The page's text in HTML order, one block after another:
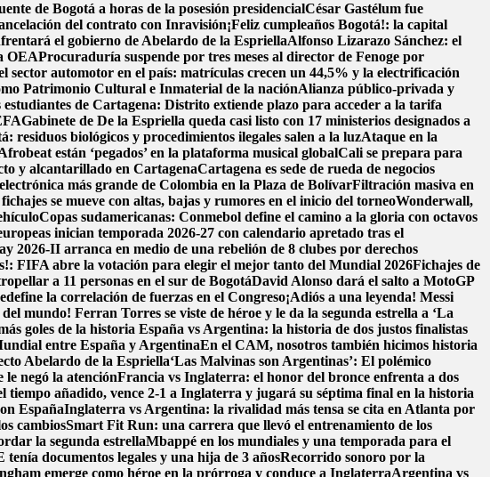
de Bogotá a horas de la posesión presidencialCésar Gastélum fue
del contrato con Inravisión¡Feliz cumpleaños Bogotá!: la capital
el gobierno de Abelardo de la EspriellaAlfonso Lizarazo Sánchez: el
OEAProcuraduría suspende por tres meses al director de Fenoge por
sector automotor en el país: matrículas crecen un 44,5% y la electrificación
Patrimonio Cultural e Inmaterial de la naciónAlianza público-privada y
de Cartagena: Distrito extiende plazo para acceder a la tarifa
Gabinete de De la Espriella queda casi listo con 17 ministerios designados a
residuos biológicos y procedimientos ilegales salen a la luzAtaque en la
están ‘pegados’ en la plataforma musical globalCali se prepara para
y alcantarillado en CartagenaCartagena es sede de rueda de negocios
más grande de Colombia en la Plaza de BolívarFiltración masiva en
se mueve con altas, bajas y rumores en el inicio del torneoWonderwall,
Copas sudamericanas: Conmebol define el camino a la gloria con octavos
inician temporada 2026-27 con calendario apretado tras el
2026-II arranca en medio de una rebelión de 8 clubes por derechos
FIFA abre la votación para elegir el mejor tanto del Mundial 2026Fichajes de
a 11 personas en el sur de BogotáDavid Alonso dará el salto a MotoGP
la correlación de fuerzas en el Congreso¡Adiós a una leyenda! Messi
del mundo! Ferran Torres se viste de héroe y le da la segunda estrella a ‘La
goles de la historia España vs Argentina: la historia de dos justos finalistas
entre España y ArgentinaEn el CAM, nosotros también hicimos historia
Abelardo de la Espriella‘Las Malvinas son Argentinas’: El polémico
negó la atenciónFrancia vs Inglaterra: el honor del bronce enfrenta a dos
tiempo añadido, vence 2-1 a Inglaterra y jugará su séptima final en la historia
EspañaInglaterra vs Argentina: la rivalidad más tensa se cita en Atlanta por
cambiosSmart Fit Run: una carrera que llevó el entrenamiento de los
la segunda estrellaMbappé en los mundiales y una temporada para el
documentos legales y una hija de 3 añosRecorrido sonoro por la
emerge como héroe en la prórroga y conduce a InglaterraArgentina vs